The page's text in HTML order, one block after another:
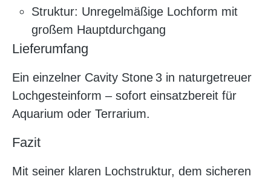
Struktur: Unregelmäßige Lochform mit
großem Hauptdurchgang
Lieferumfang
Ein einzelner Cavity Stone 3 in naturgetreuer
Lochgesteinform – sofort einsatzbereit für
Aquarium oder Terrarium.
Fazit
Mit seiner klaren Lochstruktur, dem sicheren